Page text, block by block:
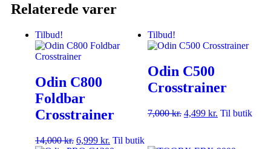
Relaterede varer
Tilbud!
Odin C800
Foldbar
Crosstrainer
14,000kr. 6,999 kr. Til butik
Tilbud!
Odin C500
Crosstrainer
7,000kr. 4,499 kr. Til butik